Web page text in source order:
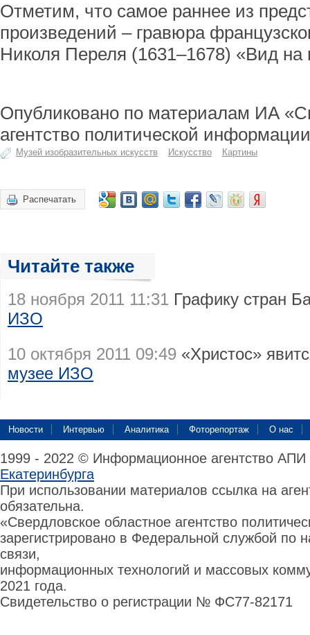
Отметим, что самое раннее из
произведений – гравюра
Николя Переля (1631–1678) «Вид на
Опубликовано по материалам ИА
агентство политической
Музей изобразительных искусств Искусство Картины
Распечатать
Читайте также
18 ноября 2011 11:31 Графику стран
ИЗО
10 октября 2011 09:49 «Христос»
музее ИЗО
Новости Интервью Аналитика Фоторепортаж О нас
1999 - 2022 © Информационное агентство
Екатеринбурга
При использовании материалов ссылка на
обязательна.
«Свердловское областное агентство
зарегистрировано в Федеральной службой по
связи,
информационных технологий и массовых
2021 года.
Свидетельство о регистрации № ФС77-82171